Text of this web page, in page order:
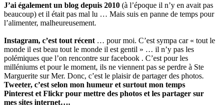
J’ai également un blog depuis 2010 (à l’époque il n’y en avait pas
beaucoup) et il était pas mal lu … Mais suis en panne de temps pour
l’alimenter, malheureusement.
Instagram, c’est tout récent … pour moi. C’est sympa car « tout le
monde il est beau tout le monde il est gentil » … il n’y pas les
polémiques que l’on rencontre sur facebook . C’est pour les
milléniums et pour le moment, ils ne viennent pas se perdre à Ste
Marguerite sur Mer. Donc, c’est le plaisir de partager des photos.
Tweeter, c’est selon mon humeur et surtout mon temps
Pinterest et Flickr pour mettre des photos et les partager sur
mes sites internet….